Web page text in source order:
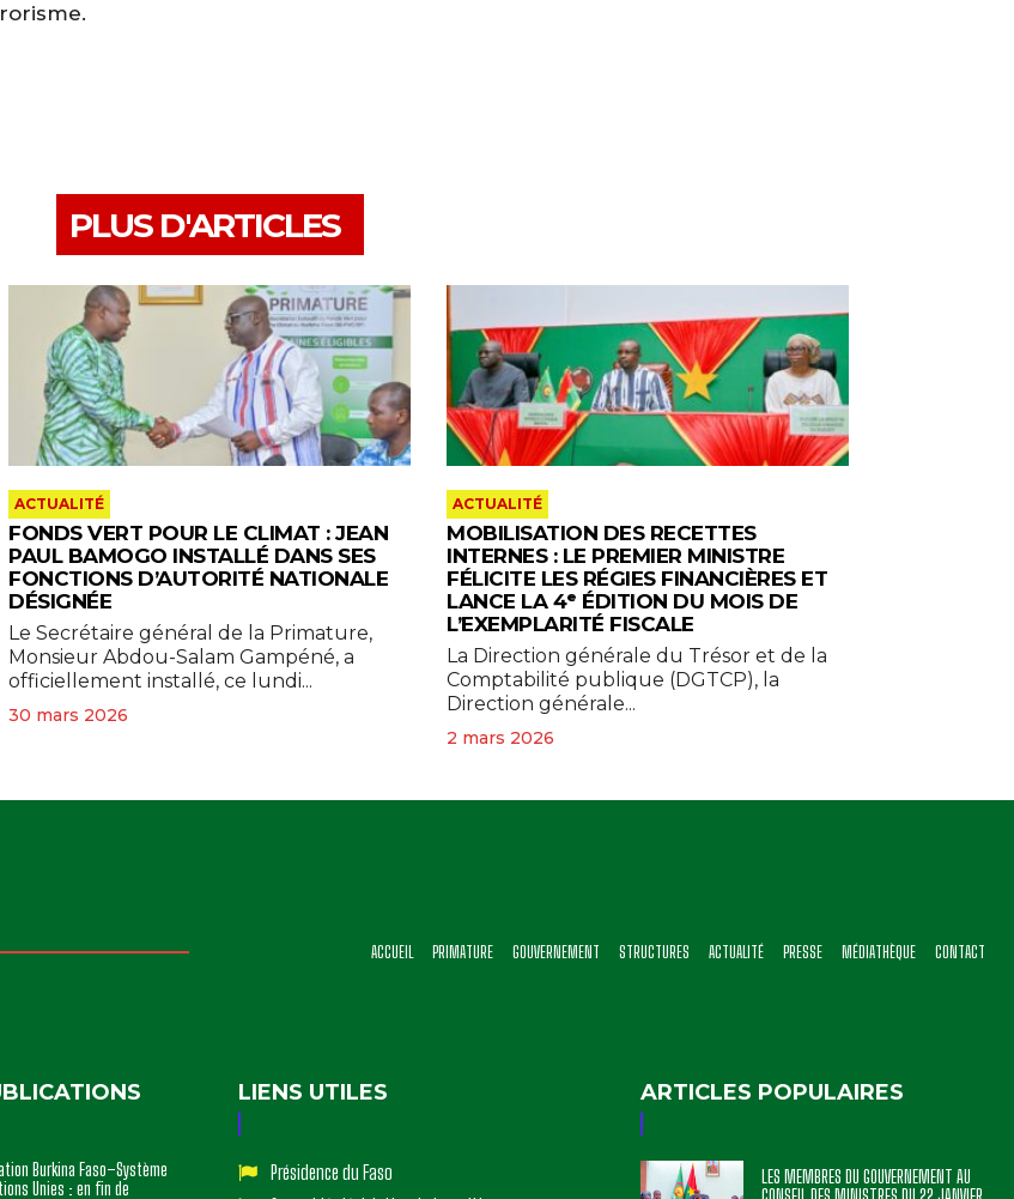
PLUS D'ARTICLES
ACTUALITÉ
FONDS VERT POUR LE CLIMAT : JEAN
PAUL BAMOGO INSTALLÉ DANS SES
FONCTIONS D’AUTORITÉ NATIONALE
DÉSIGNÉE
Le Secrétaire général de la Primature,
Monsieur Abdou-Salam Gampéné, a
officiellement installé, ce lundi...
30 mars 2026
ACTUALITÉ
MOBILISATION DES RECETTES
INTERNES : LE PREMIER MINISTRE
FÉLICITE LES RÉGIES FINANCIÈRES ET
LANCE LA 4ᵉ ÉDITION DU MOIS DE
L’EXEMPLARITÉ FISCALE
‎La Direction générale du Trésor et de la
Comptabilité publique (DGTCP), la
Direction générale...
2 mars 2026
ACCUEIL PRIMATURE GOUVERNEMENT STRUCTURES ACTUALITÉ PRESSE MÉDIATHÈQUE CONTACT
Burkina Faso–Système
Unies : en fin de
LIENS UTILES
Présidence du Faso
ARTICLES POPULAIRES
LES MEMBRES DU GOUVERNEMENT AU